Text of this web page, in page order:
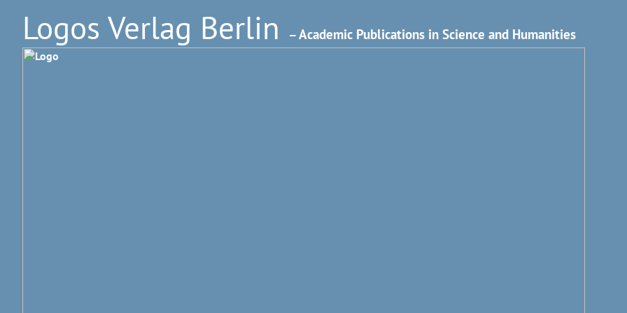
Logos Verlag Berlin – Academic Publications in Science and Humanities